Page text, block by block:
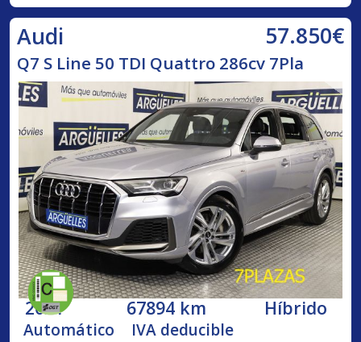
Audi 57.850€
Q7 S Line 50 TDI Quattro 286cv 7Pla
2021 67894 km Híbrido
Automático IVA deducible